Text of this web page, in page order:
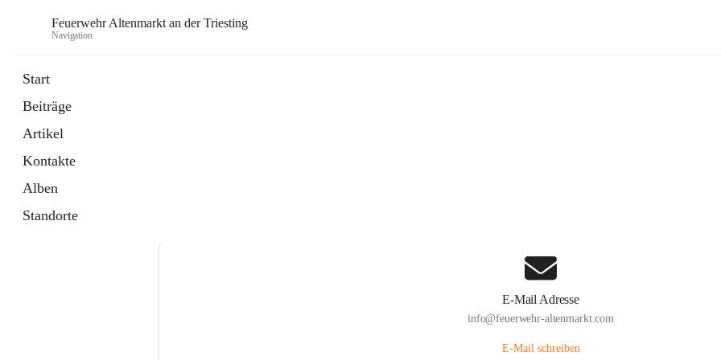
Feuerwehr Altenmarkt an der Triesting
Navigation
Start
Beiträge
Artikel
Kontakte
Alben
Standorte
E-Mail Adresse
info@feuerwehr-altenmarkt.com
E-Mail schreiben